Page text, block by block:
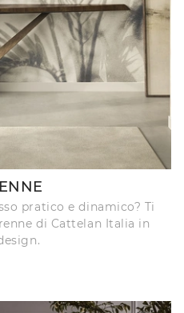
pratico e dinamico? Ti
di Cattelan Italia in